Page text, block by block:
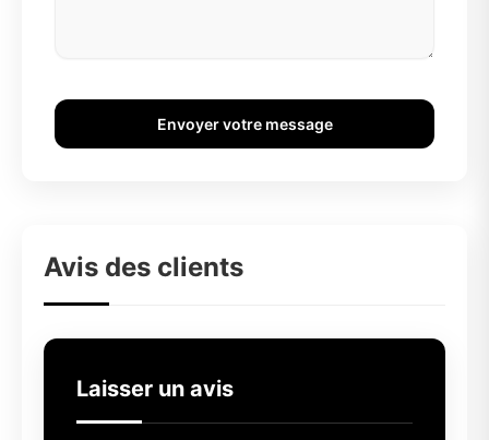
Envoyer votre message
Avis des clients
Laisser un avis